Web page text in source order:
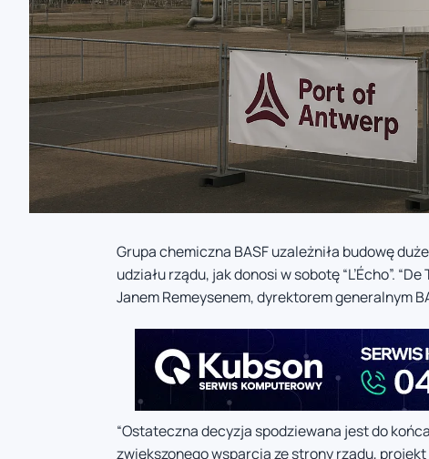
Grupa chemiczna BASF uzależniła budowę
udziału rządu, jak donosi w sobotę “L’Écho”.
Janem Remeysenem, dyrektorem generalnym
“Ostateczna decyzja spodziewana jest do
zwiększonego wsparcia ze strony rządu,